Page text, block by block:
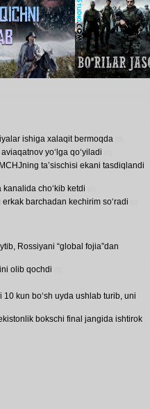
ishiga xalaqit bermoqda
yo‘lga qo‘yiladi
ta’sischisi ekani tasdiqlandi
kanalida cho‘kib ketdi
barchadan kechirim so‘radi
Rossiyani “global fojia”dan
olib qochdi
kun bo‘sh uyda ushlab turib, uni
bokschi final jangida ishtirok